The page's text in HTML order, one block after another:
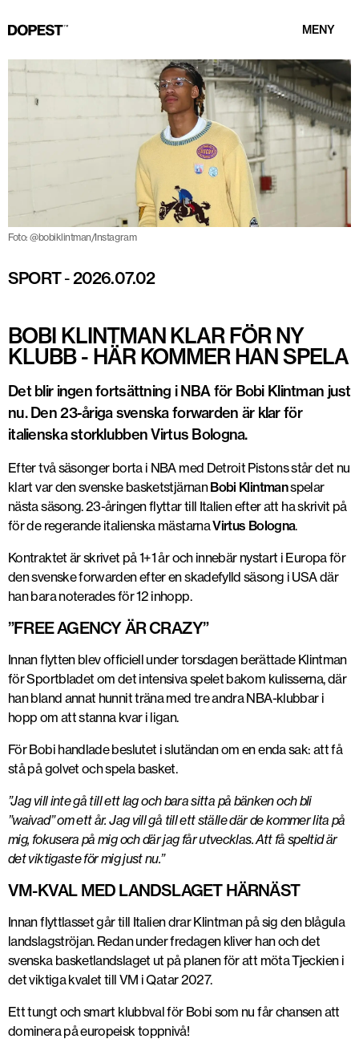
MENY
Foto: @bobiklintman/Instagram
SPORT- 2026.07.02
BOBI KLINTMAN KLAR FÖR NY
KLUBB - HÄR KOMMER HAN SPELA
Det blir ingen fortsättning i NBA för Bobi Klintman just
nu. Den 23-åriga svenska forwarden är klar för
italienska storklubben Virtus Bologna.
Efter två säsonger borta i NBA med Detroit Pistons står det nu
klart var den svenske basketstjärnanBobi Klintmanspelar
nästa säsong. 23-åringen flyttar till Italien efter att ha skrivit på
för de regerande italienska mästarnaVirtus Bologna.
Kontraktet är skrivet på 1+1 år och innebär nystart i Europa för
den svenske forwarden efter en skadefylld säsong i USA där
han bara noterades för 12 inhopp.
”FREE AGENCY ÄR CRAZY”
Innan flytten blev officiell under torsdagen berättade Klintman
för Sportbladet om det intensiva spelet bakom kulisserna, där
han bland annat hunnit träna med tre andra NBA-klubbar i
hopp om att stanna kvar i ligan.
För Bobi handlade beslutet i slutändan om en enda sak: att få
stå på golvet och spela basket.
”Jag vill inte gå till ett lag och bara sitta på bänken och bli
”waivad” om ett år. Jag vill gå till ett ställe där de kommer lita på
mig, fokusera på mig och där jag får utvecklas. Att få speltid är
det viktigaste för mig just nu.”
VM-KVAL MED LANDSLAGET HÄRNÄST
Innan flyttlasset går till Italien drar Klintman på sig den blågula
landslagströjan. Redan under fredagen kliver han och det
svenska basketlandslaget ut på planen för att möta Tjeckien i
det viktiga kvalet till VM i Qatar 2027.
Ett tungt och smart klubbval för Bobi som nu får chansen att
dominera på europeisk toppnivå!